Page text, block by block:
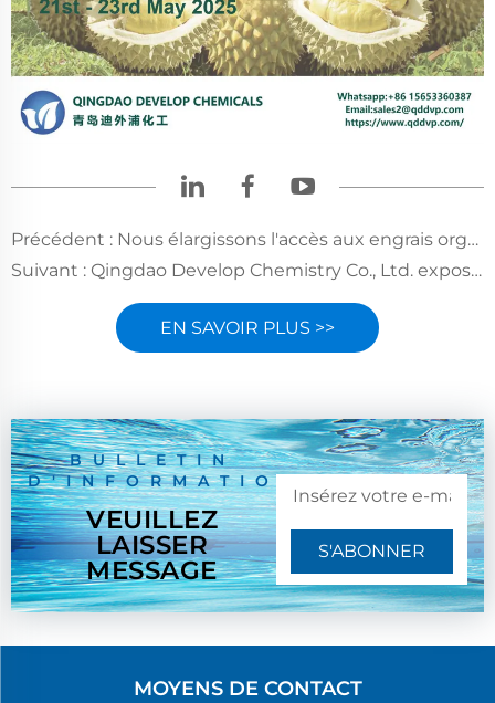
Précédent : Nous élargissons l'accès aux engrais organiques pour soutenir la santé des sols en Afrique
Suivant : Qingdao Develop Chemistry Co., Ltd. exposera au salon Asia Pool & Spa Expo 2025 – Stand T270
EN SAVOIR PLUS >>
BULLETIN
D'INFORMATION
VEUILLEZ
LAISSER
MESSAGE
S'ABONNER
MOYENS DE CONTACT